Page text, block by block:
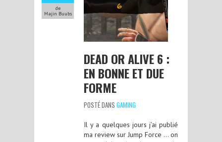
de
Majin Buubs
DEAD OR ALIVE 6 :
EN BONNE ET DUE
FORME
POSTÉ DANS GAMING
Il y a quelques jours j’ai publié
ma review sur Jump Force … on